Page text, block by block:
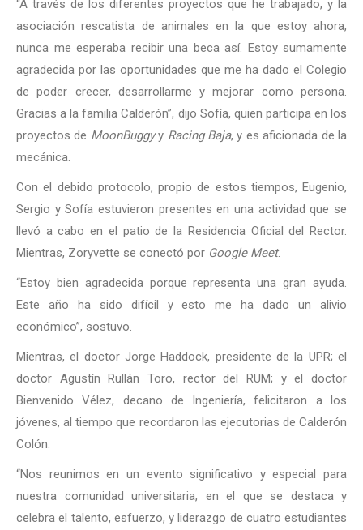
“A través de los diferentes proyectos que he trabajado, y la
asociación rescatista de animales en la que estoy ahora,
nunca me esperaba recibir una beca así. Estoy sumamente
agradecida por las oportunidades que me ha dado el Colegio
de poder crecer, desarrollarme y mejorar como persona.
Gracias a la familia Calderón”, dijo Sofía, quien participa en los
proyectos de MoonBuggyy Racing Baja, y es aficionada de la
mecánica.
Con el debido protocolo, propio de estos tiempos, Eugenio,
Sergio y Sofía estuvieron presentes en una actividad que se
llevó a cabo en el patio de la Residencia Oficial del Rector.
Mientras, Zoryvette se conectó por Google Meet.
“Estoy bien agradecida porque representa una gran ayuda.
Este año ha sido difícil y esto me ha dado un alivio
económico”, sostuvo.
Mientras, el doctor Jorge Haddock, presidente de la UPR; el
doctor Agustín Rullán Toro, rector del RUM; y el doctor
Bienvenido Vélez, decano de Ingeniería, felicitaron a los
jóvenes, al tiempo que recordaron las ejecutorias de Calderón
Colón.
“Nos reunimos en un evento significativo y especial para
nuestra comunidad universitaria, en el que se destaca y
celebra el talento, esfuerzo, y liderazgo de cuatro estudiantes